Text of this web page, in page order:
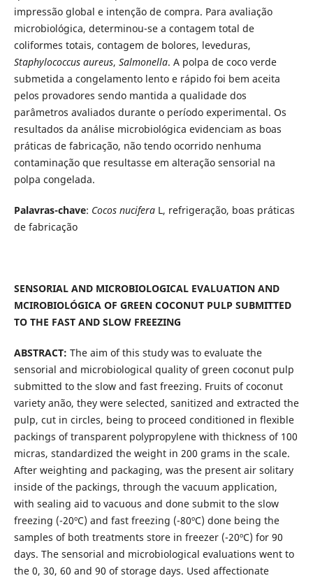
impressão global e intenção de compra. Para avaliação
microbiológica, determinou-se a contagem total de
coliformes totais, contagem de bolores, leveduras,
Staphylococcus aureus, Salmonella. A polpa de coco verde
submetida a congelamento lento e rápido foi bem aceita
pelos provadores sendo mantida a qualidade dos
parâmetros avaliados durante o período experimental. Os
resultados da análise microbiológica evidenciam as boas
práticas de fabricação, não tendo ocorrido nenhuma
contaminação que resultasse em alteração sensorial na
polpa congelada.
Palavras-chave: Cocos nuciferaL, refrigeração, boas práticas
de fabricação
SENSORIAL AND MICROBIOLOGICAL EVALUATION AND
MCIROBIOLÓGICA OF GREEN COCONUT PULP SUBMITTED
TO THE FAST AND SLOW FREEZING
ABSTRACT: The aim of this study was to evaluate the
sensorial and microbiological quality of green coconut pulp
submitted to the slow and fast freezing. Fruits of coconut
variety anão, they were selected, sanitized and extracted the
pulp, cut in circles, being to proceed conditioned in flexible
packings of transparent polypropylene with thickness of 100
micras, standardized the weight in 200 grams in the scale.
After weighting and packaging, was the present air solitary
inside of the packings, through the vacuum application,
with sealing aid to vacuous and done submit to the slow
freezing (-20ºC) and fast freezing (-80ºC) done being the
samples of both treatments store in freezer (-20ºC) for 90
days. The sensorial and microbiological evaluations went to
the 0, 30, 60 and 90 of storage days. Used affectionate